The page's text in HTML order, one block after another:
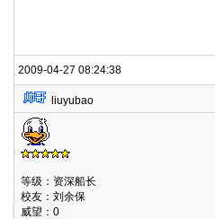
2009-04-27 08:24:38
liuyubao
等级：资深船长
校友：刘余保
威望：0